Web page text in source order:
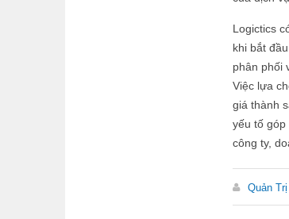
Logictics
khi bắt
phân phối
Việc lựa
giá thành
yếu tố góp
công ty,
Quản Trị